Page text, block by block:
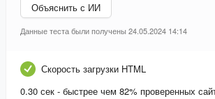
Объяснить с ИИ
Данные теста были получены 24.05.2024 14:14
Скорость загрузки HTML
0.30 сек - быстрее чем 82% проверенных